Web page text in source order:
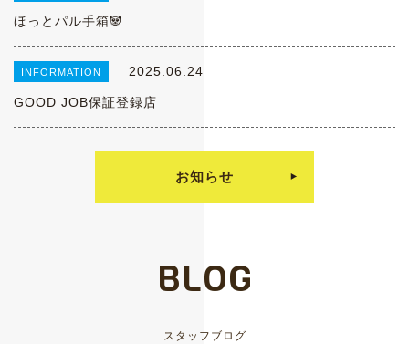
ほっとパル手箱🐼
INFORMATION 2025.06.24
GOOD JOB保証登録店
お知らせ
BLOG
スタッフブログ